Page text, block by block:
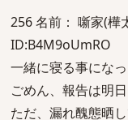
256 名前： 噺家(樺
ID:B4M9oUmRO
一緒に寝る事になっ
ごめん、報告は明日
ただ、漏れ醜態晒